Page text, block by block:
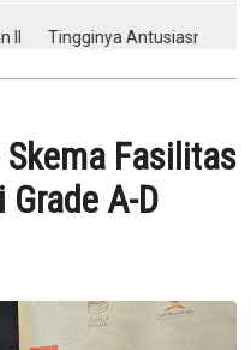
Antusiasme, Ratusan
Fasilitas
A-D